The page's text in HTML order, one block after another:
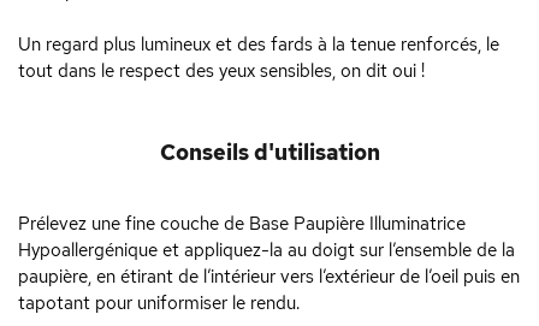
Un regard plus lumineux et des fards à la tenue renforcés, le
tout dans le respect des yeux sensibles, on dit oui !
Conseils d'utilisation
Prélevez une fine couche de Base Paupière Illuminatrice
Hypoallergénique et appliquez-la au doigt sur l’ensemble de la
paupière, en étirant de l’intérieur vers l’extérieur de l’oeil puis en
tapotant pour uniformiser le rendu.